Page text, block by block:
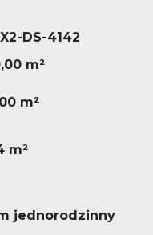
DS-4142
m²
m²
m²
jednorodzinny